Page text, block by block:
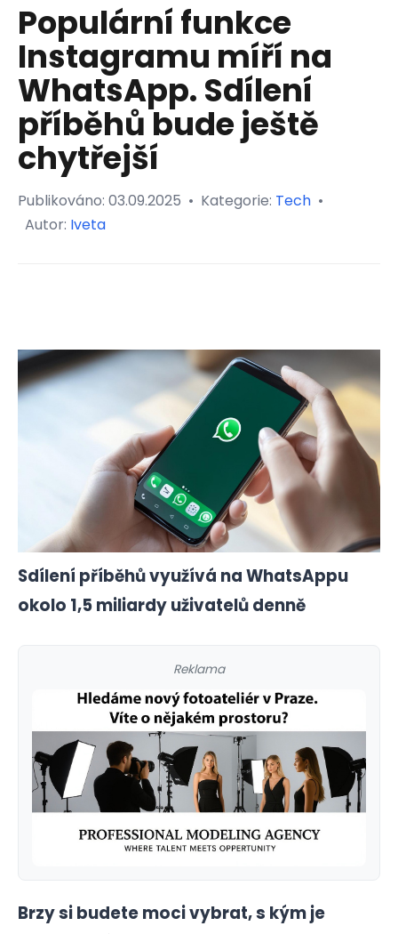
Populární funkce
Instagramu míří na
WhatsApp. Sdílení
příběhů bude ještě
chytřejší
Publikováno: 03.09.2025 • Kategorie: Tech •
Autor: Iveta
Sdílení příběhů využívá na WhatsAppu
okolo 1,5 miliardy uživatelů denně
Reklama
Brzy si budete moci vybrat, s kým je